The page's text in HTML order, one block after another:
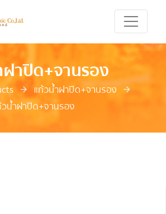
าปิด+จานรอง
แก้วน้ำฝาปิด+จานรอง
น้ำฝาปิด+จานรอง